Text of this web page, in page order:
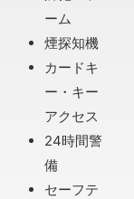
ーム
煙探知機
カードキ
ー・キー
アクセス
24時間警
備
セーフテ